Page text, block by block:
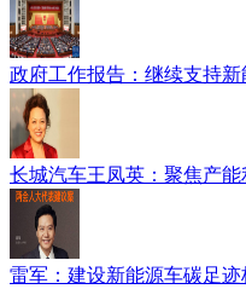
政府工作报告：继续支持
长城汽车王凤英：聚焦产
雷军：建设新能源车碳足